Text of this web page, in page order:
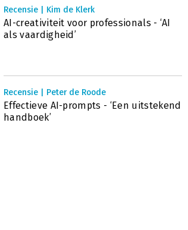
Recensie | Kim de Klerk
AI-creativiteit voor professionals - ‘AI
als vaardigheid’
Recensie | Peter de Roode
Effectieve AI-prompts - ‘Een uitstekend
handboek’